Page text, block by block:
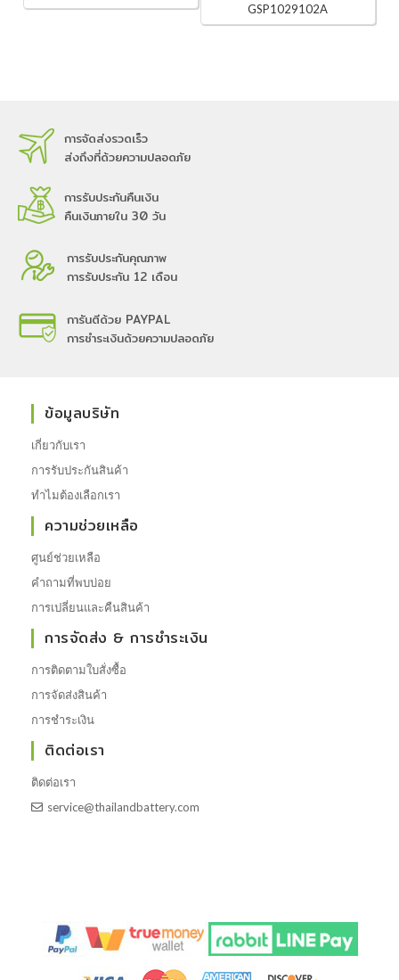
GSP1029102A
การจัดส่งรวดเร็ว
ส่งถึงที่ด้วยความปลอดภัย
การรับประกันคืนเงิน
คืนเงินภายใน 30 วัน
การรับประกันคุณภาพ
การรับประกัน 12 เดือน
การันตีด้วย PAYPAL
การชำระเงินด้วยความปลอดภัย
ข้อมูลบริษัท
เกี่ยวกับเรา
การรับประกันสินค้า
ทำไมต้องเลือกเรา
ความช่วยเหลือ
ศูนย์ช่วยเหลือ
คำถามที่พบบ่อย
การเปลี่ยนและคืนสินค้า
การจัดส่ง & การชำระเงิน
การติดตามใบสั่งซื้อ
การจัดส่งสินค้า
การชำระเงิน
ติดต่อเรา
ติดต่อเรา
service@thailandbattery.com